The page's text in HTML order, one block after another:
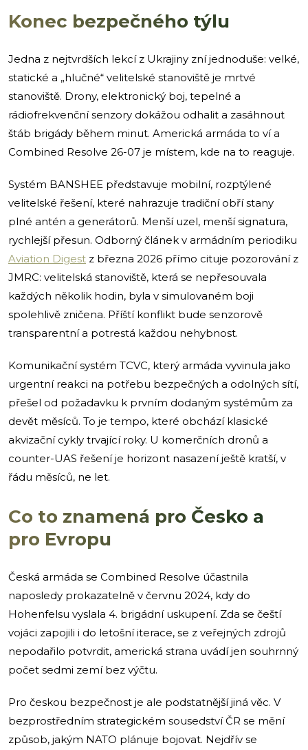
Konec bezpečného týlu
Jedna z nejtvrdších lekcí z Ukrajiny zní jednoduše: velké,
statické a „hlučné“ velitelské stanoviště je mrtvé
stanoviště. Drony, elektronický boj, tepelné a
rádiofrekvenční senzory dokážou odhalit a zasáhnout
štáb brigády během minut. Americká armáda to ví a
Combined Resolve 26-07 je místem, kde na to reaguje.
Systém BANSHEE představuje mobilní, rozptýlené
velitelské řešení, které nahrazuje tradiční obří stany
plné antén a generátorů. Menší uzel, menší signatura,
rychlejší přesun. Odborný článek v armádním periodiku
Aviation Digest z března 2026 přímo cituje pozorování z
JMRC: velitelská stanoviště, která se nepřesouvala
každých několik hodin, byla v simulovaném boji
spolehlivě zničena. Příští konflikt bude senzorově
transparentní a potrestá každou nehybnost.
Komunikační systém TCVC, který armáda vyvinula jako
urgentní reakci na potřebu bezpečných a odolných sítí,
přešel od požadavku k prvním dodaným systémům za
devět měsíců. To je tempo, které obchází klasické
akvizační cykly trvající roky. U komerčních dronů a
counter-UAS řešení je horizont nasazení ještě kratší, v
řádu měsíců, ne let.
Co to znamená pro Česko a
pro Evropu
Česká armáda se Combined Resolve účastnila
naposledy prokazatelně v červnu 2024, kdy do
Hohenfelsu vyslala 4. brigádní uskupení. Zda se čeští
vojáci zapojili i do letošní iterace, se z veřejných zdrojů
nepodařilo potvrdit, americká strana uvádí jen souhrnný
počet sedmi zemí bez výčtu.
Pro českou bezpečnost je ale podstatnější jiná věc. V
bezprostředním strategickém sousedství ČR se mění
způsob, jakým NATO plánuje bojovat. Nejdřív se